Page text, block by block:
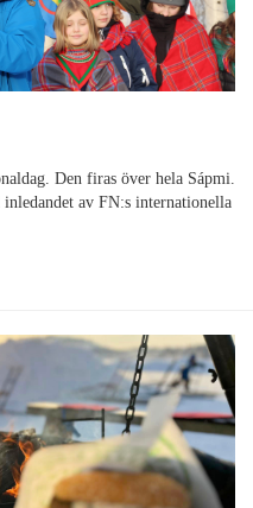
Den firas över hela Sápmi.
av FN:s internationella